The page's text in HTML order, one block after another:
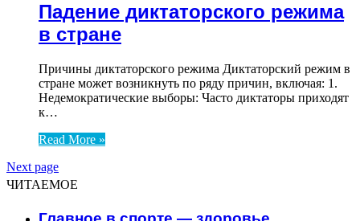
Падение диктаторского режима
в стране
Причины диктаторского режима Диктаторский режим в
стране может возникнуть по ряду причин, включая: 1.
Недемократические выборы: Часто диктаторы приходят
к…
Read More »
Next page
ЧИТАЕМОЕ